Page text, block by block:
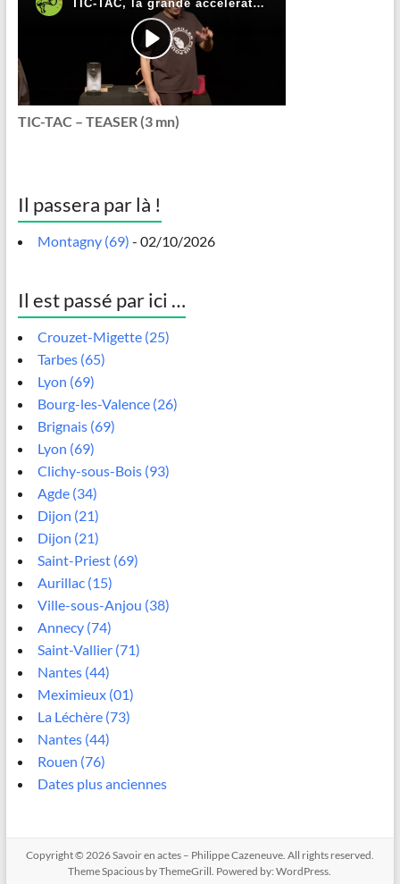
TIC-TAC – TEASER (3 mn)
Il passera par là !
Montagny (69) - 02/10/2026
Il est passé par ici …
Crouzet-Migette (25)
Tarbes (65)
Lyon (69)
Bourg-les-Valence (26)
Brignais (69)
Lyon (69)
Clichy-sous-Bois (93)
Agde (34)
Dijon (21)
Dijon (21)
Saint-Priest (69)
Aurillac (15)
Ville-sous-Anjou (38)
Annecy (74)
Saint-Vallier (71)
Nantes (44)
Meximieux (01)
La Léchère (73)
Nantes (44)
Rouen (76)
Dates plus anciennes
Copyright © 2026Savoir en actes – Philippe Cazeneuve. All rights reserved.
ThemeSpacious by ThemeGrill. Powered by:WordPress